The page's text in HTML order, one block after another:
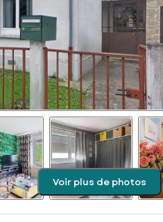
Voir plus de photos